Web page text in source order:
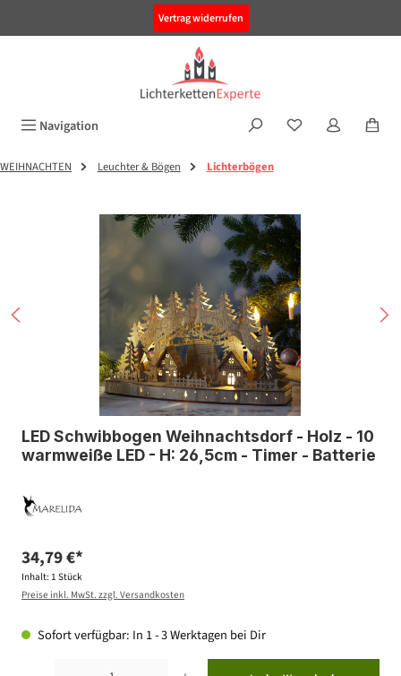
Vertrag widerrufen
Navigation
WEIHNACHTEN Leuchter & Bögen Lichterbögen
Bildergalerie überspringen
LED Schwibbogen Weihnachtsdorf - Holz - 10
warmweiße LED - H: 26,5cm - Timer - Batterie
34,79 €*
Inhalt: 1 Stück
Preise inkl. MwSt. zzgl. Versandkosten
Sofort verfügbar: In 1 - 3 Werktagen bei Dir